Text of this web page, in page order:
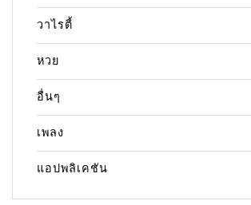
วาไรตี้
หวย
อื่นๆ
เพลง
แอปพลิเคชัน